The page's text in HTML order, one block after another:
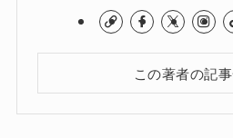
この著者の記